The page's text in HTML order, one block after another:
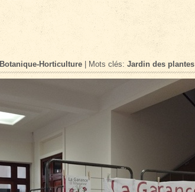
Botanique-Horticulture | Mots clés: Jardin des plantes